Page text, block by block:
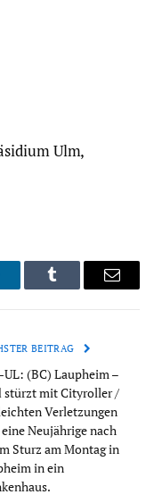
Ulm,
Tumblr Email
BEITRAG
UL: (BC) Laupheim –
stürzt mit Cityroller /
Verletzungen
Neujährige nach
Sturz am Montag in
in ein